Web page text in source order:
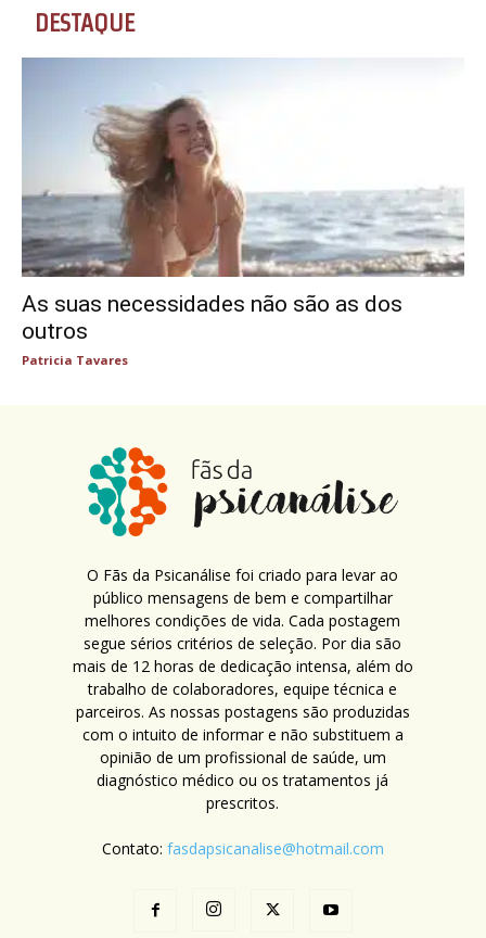
DESTAQUE
As suas necessidades não são as dos
outros
Patricia Tavares
O Fãs da Psicanálise foi criado para levar ao
público mensagens de bem e compartilhar
melhores condições de vida. Cada postagem
segue sérios critérios de seleção. Por dia são
mais de 12 horas de dedicação intensa, além do
trabalho de colaboradores, equipe técnica e
parceiros. As nossas postagens são produzidas
com o intuito de informar e não substituem a
opinião de um profissional de saúde, um
diagnóstico médico ou os tratamentos já
prescritos.
Contato: fasdapsicanalise@hotmail.com